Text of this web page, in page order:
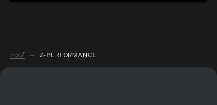
トップ Z-PERFORMANCE